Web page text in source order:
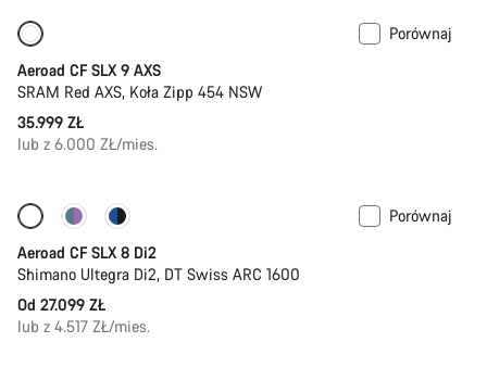
Porównaj
Aeroad CF SLX 9 AXS
SRAM Red AXS, Koła Zipp 454 NSW
35.999 ZŁ
lub z 6.000 ZŁ/mies.
Skonfiguruj
Porównaj
Aeroad CF SLX 8 Di2
Shimano Ultegra Di2, DT Swiss ARC 1600
Od 27.099 ZŁ
lub z 4.517 ZŁ/mies.